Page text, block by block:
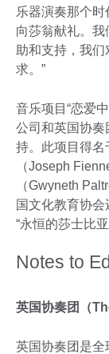
乐器演奏那个
向莎翁献礼。
助和支持，我
求。”
音乐项目“恋爱
公司和英国协奏
持。此项目得名
（Joseph
（Gwyneth
国文化教育协
“永恒的莎士比
Notes to
英国协奏团（
英国协奏团是全